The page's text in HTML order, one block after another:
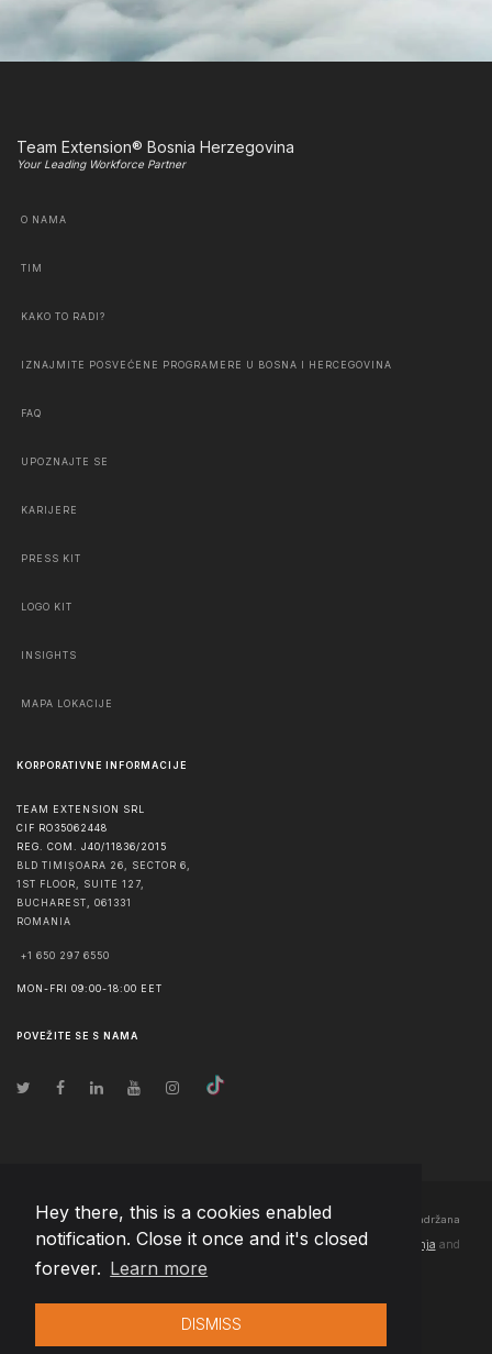
Hey there, this is a cookies enabled
notification. Close it once and it's closed
forever. Learn more
DISMISS
Team Extension® Bosnia Herzegovina
Your Leading Workforce Partner
O NAMA
TIM
KAKO TO RADI?
IZNAJMITE POSVEĆENE PROGRAMERE U BOSNA I HERCEGOVINA
FAQ
UPOZNAJTE SE
KARIJERE
PRESS KIT
LOGO KIT
INSIGHTS
MAPA LOKACIJE
KORPORATIVNE INFORMACIJE
TEAM EXTENSION SRL
CIF RO35062448
REG. COM. J40/11836/2015
BLD TIMIȘOARA 26, SECTOR 6,
1ST FLOOR, SUITE 127,
BUCHAREST
061331
ROMANIA
+1 650 297 6550
MON-FRI 09:00-18:00 EET
POVEŽITE SE S NAMA
© Autorska prava 2026 Team Extension Bosnia Herzegovina - Sva prava zadržana
Changelog● Korišćenjem ove stranice slažete se sa našimPravila korištenja and
Politika privatnosti